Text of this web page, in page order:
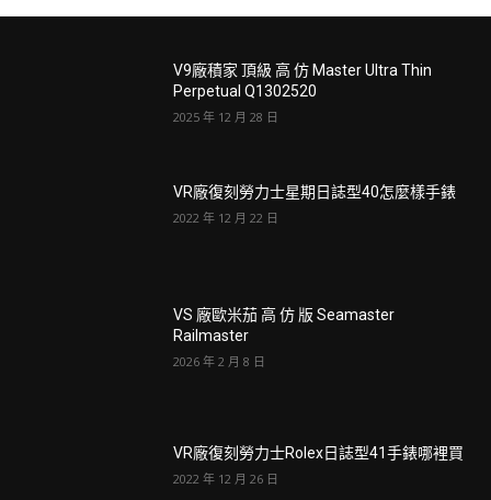
V9廠積家 頂級 高 仿 Master Ultra Thin
Perpetual Q1302520
2025 年 12 月 28 日
VR廠復刻勞力士星期日誌型40怎麼樣手錶
2022 年 12 月 22 日
VS 廠歐米茄 高 仿 版 Seamaster
Railmaster
2026 年 2 月 8 日
VR廠復刻勞力士Rolex日誌型41手錶哪裡買
2022 年 12 月 26 日